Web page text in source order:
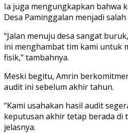
Ia juga mengungkapkan bahwa
Desa Paminggalan menjadi
“Jalan menuju desa sangat
ini menghambat tim kami untuk
fisik,” tambahnya.
Meski begitu, Amrin
audit ini sebelum akhir tahun.
“Kami usahakan hasil audit
keputusan akhir tetap berada di
jelasnya.